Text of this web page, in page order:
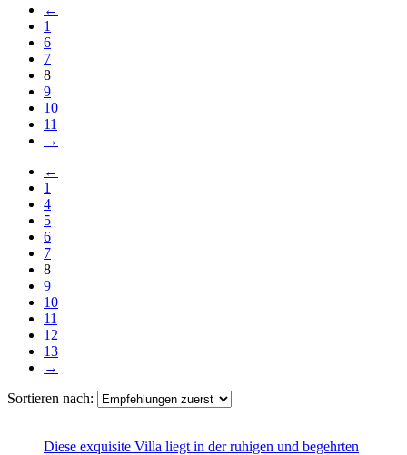
←
1
6
7
8
9
10
11
→
←
1
4
5
6
7
8
9
10
11
12
13
→
Sortieren nach:
Diese exquisite Villa liegt in der ruhigen und begehrten